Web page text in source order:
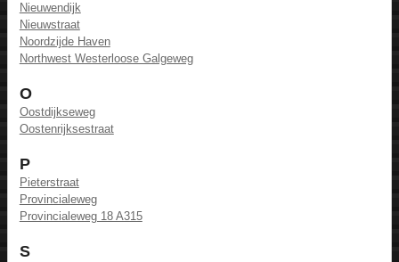
Nieuwendijk
Nieuwstraat
Noordzijde Haven
Northwest Westerloose Galgeweg
O
Oostdijkseweg
Oostenrijksestraat
P
Pieterstraat
Provincialeweg
Provincialeweg 18 A315
S